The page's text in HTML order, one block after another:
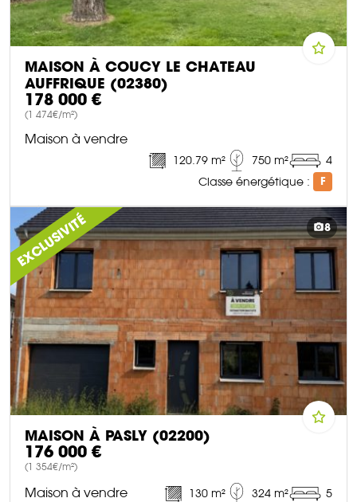
MAISON À COUCY LE CHATEAU
AUFFRIQUE (02380)
178 000 €
(1 474€/m²)
Maison à vendre
120.79 m² 750 m²
4
Classe énergétique :
F
DÉCOUVRIR CE BIEN
EXCLUSIVITÉ 8
MAISON À PASLY (02200)
176 000 €
(1 354€/m²)
Maison à vendre 130 m² 324 m² 5